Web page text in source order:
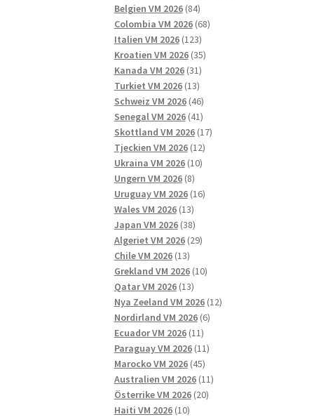
Belgien VM 2026 8484
produkter
Colombia VM 2026 6868
Italien VM 2026 123123
produkter
Kroatien VM 2026 3535
Kanada VM 2026 3131
produkter
Turkiet VM 2026 1313
produkter
Schweiz VM 2026 4646
produkter
Senegal VM 2026 4141
produkter
Skottland VM 2026 1717
Tjeckien VM 2026 1212
produkter
Ukraina VM 2026 1010
Ungern VM 2026 88
produkter
Uruguay VM 2026 1616
Wales VM 2026 1313
produkter
Japan VM 2026 3838
produkter
Algeriet VM 2026 2929
Chile VM 2026 1313
produkter
Grekland VM 2026 1010
Qatar VM 2026 1313
produkter
Nya Zeeland VM 2026 1212
Nordirland VM 2026 66
Ecuador VM 2026 1111
produkter
Paraguay VM 2026 1111
Marocko VM 2026 4545
produkter
Australien VM 2026 1111
Österrike VM 2026 2020
Haiti VM 2026 1010